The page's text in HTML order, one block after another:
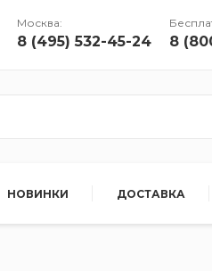
Москва:
8 (495) 532-45-24 8
НОВИНКИ ДОСТАВКА